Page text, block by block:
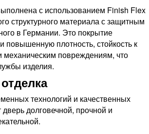
с использованием Finish Flex
структурного материала с защитным
в Германии. Это покрытие
повышенную плотность, стойкость к
механическим повреждениям, что
изделия.
технологий и качественных
долговечной, прочной и